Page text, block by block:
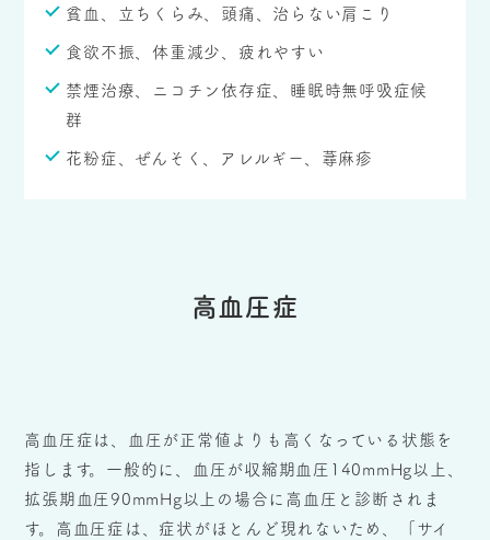
貧血、立ちくらみ、頭痛、治らない肩こり
食欲不振、体重減少、疲れやすい
禁煙治療、ニコチン依存症、睡眠時無呼吸症候
群
花粉症、ぜんそく、アレルギー、蕁麻疹
高血圧症
高血圧症は、血圧が正常値よりも高くなっている状態を
指します。一般的に、血圧が収縮期血圧140mmHg以上、
拡張期血圧90mmHg以上の場合に高血圧と診断されま
す。高血圧症は、症状がほとんど現れないため、「サイ